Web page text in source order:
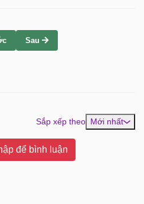
Sau
Sắp xếp theo Mới nhất
để bình luận